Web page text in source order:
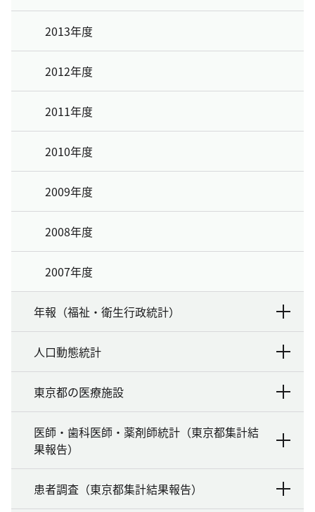
2013年度
2012年度
2011年度
2010年度
2009年度
2008年度
2007年度
年報（福祉・衛生行政統計）
人口動態統計
東京都の医療施設
医師・歯科医師・薬剤師統計（東京都集計結
果報告）
患者調査（東京都集計結果報告）